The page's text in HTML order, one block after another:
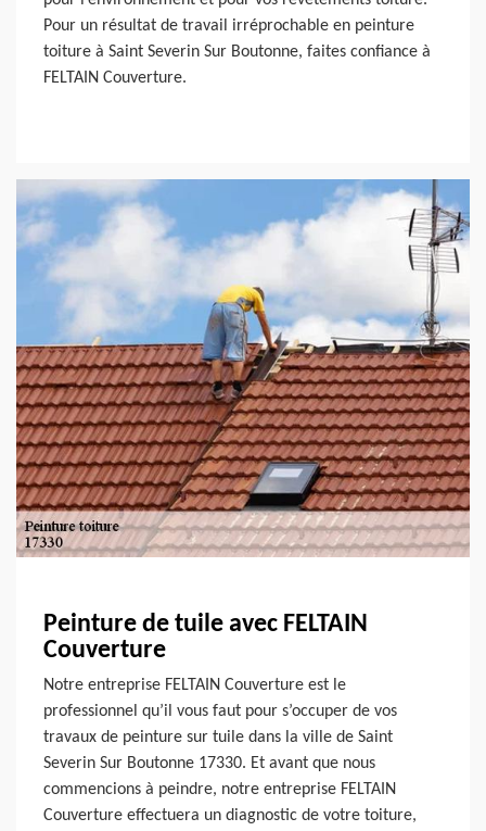
Pour un résultat de travail irréprochable en peinture
toiture à Saint Severin Sur Boutonne, faites confiance à
FELTAIN Couverture.
Peinture de tuile avec FELTAIN
Couverture
Notre entreprise FELTAIN Couverture est le
professionnel qu’il vous faut pour s’occuper de vos
travaux de peinture sur tuile dans la ville de Saint
Severin Sur Boutonne 17330. Et avant que nous
commencions à peindre, notre entreprise FELTAIN
Couverture effectuera un diagnostic de votre toiture,